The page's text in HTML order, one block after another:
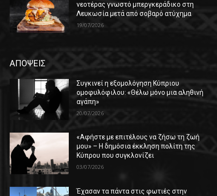
νεοτέρας γνωστό μπεργκεράδικο στη
Λευκωσία μετά από σοβαρό ατύχημα
19/07/2026
ΑΠΟΨΕΙΣ
Συγκινεί η εξομολόγηση Κύπριου
ομοφυλόφιλου: «Θέλω μόνο μια αληθινή
αγάπη»
20/07/2026
«Αφήστε με επιτέλους να ζήσω τη ζωή
μου» – Η δημόσια έκκληση πολίτη της
Κύπρου που συγκλονίζει
03/07/2026
Έχασαν τα πάντα στις φωτιές στην